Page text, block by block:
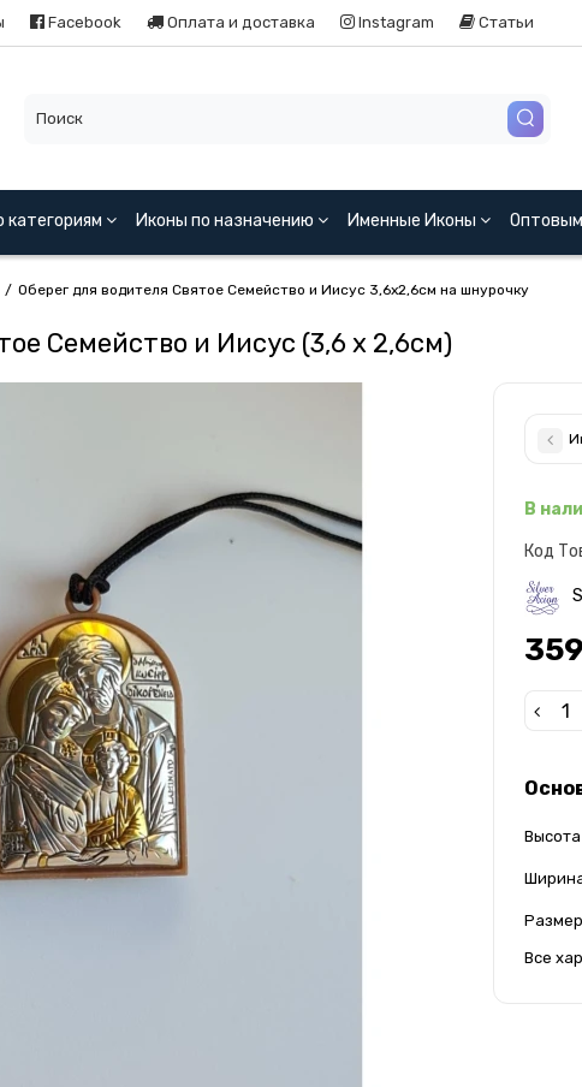
Facebook Оплата и доставка Instagram Статьи
категориям Иконы по назначению Именные Иконы
Оберег для водителя Святое Семейство и Иисус 3,6x2,6см на шнурочку
Семейство и Иисус (3,6 x 2,6см)
В
Код
Все